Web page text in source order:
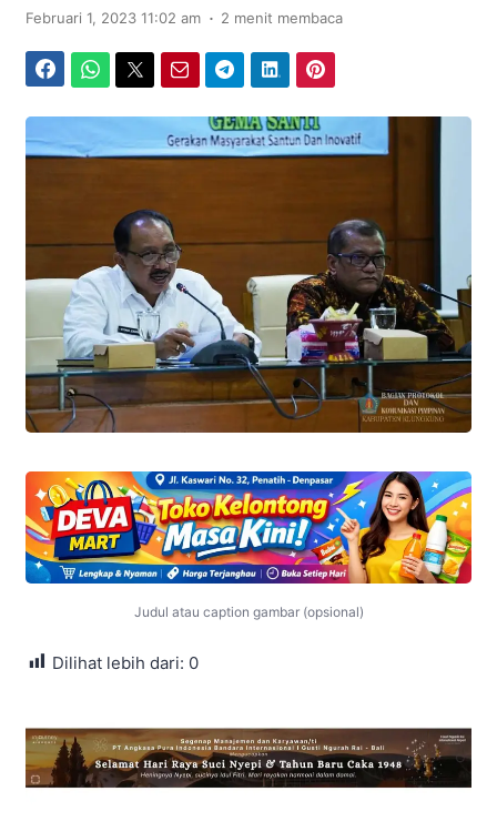
Februari 1, 2023 11:02 am . 2 menit membaca
Judul atau caption gambar (opsional)
Dilihat lebih dari: 0